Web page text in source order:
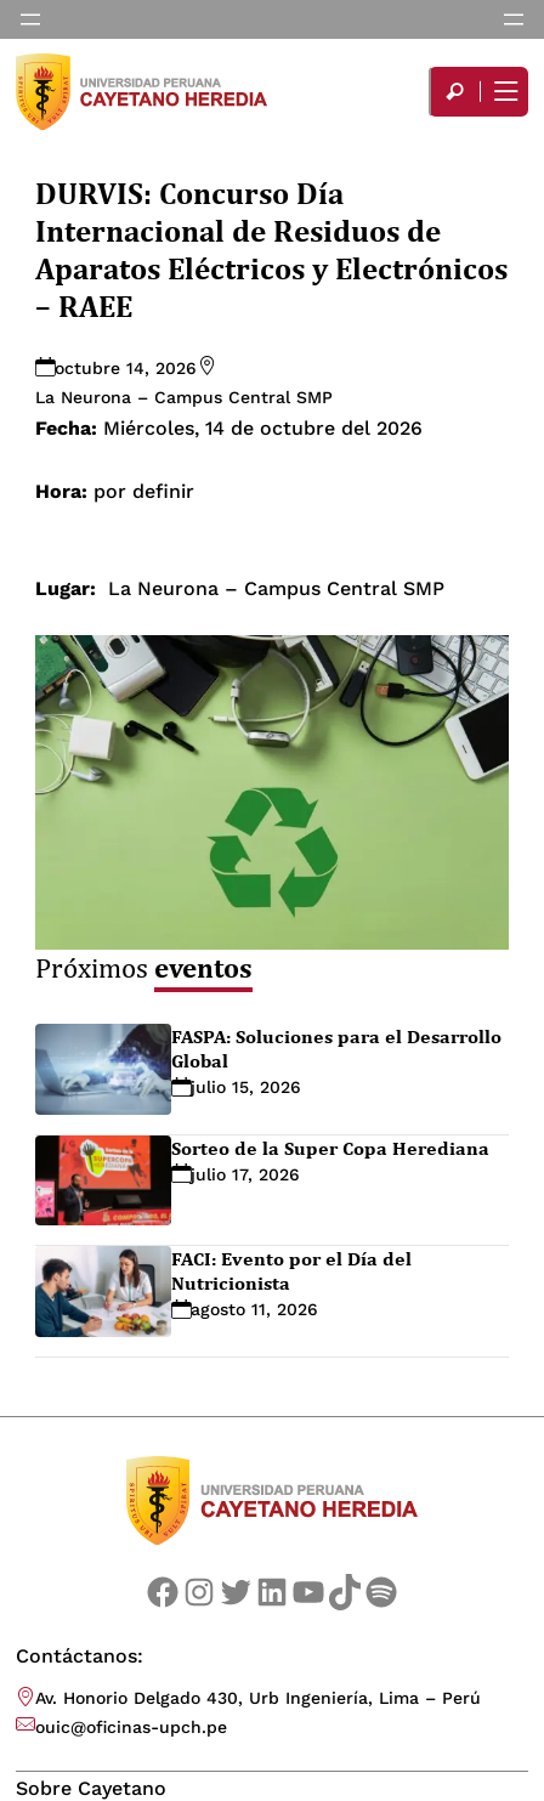
DURVIS: Concurso Día
Internacional de Residuos de
Aparatos Eléctricos y Electrónicos
– RAEE
octubre 14, 2026
La Neurona – Campus Central SMP
Fecha: Miércoles, 14 de octubre del 2026
Hora: por definir
Lugar: La Neurona – Campus Central SMP
Próximos eventos
FASPA: Soluciones para el Desarrollo
Global
julio 15, 2026
Sorteo de la Super Copa Herediana
julio 17, 2026
FACI: Evento por el Día del
Nutricionista
agosto 11, 2026
Facebook Instagram Twitter LinkedIn YouTube TikTok Spotify
Contáctanos:
Av. Honorio Delgado 430, Urb Ingeniería, Lima – Perú
ouic@oficinas-upch.pe
Sobre Cayetano